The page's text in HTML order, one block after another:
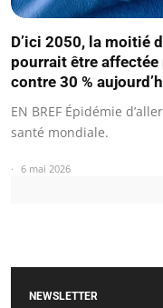
D’ici 2050, la moitié
pourrait être
contre 30 %
EN BREF Épidémie
santé mondiale.
6 mai 2026
NEWSLETTER